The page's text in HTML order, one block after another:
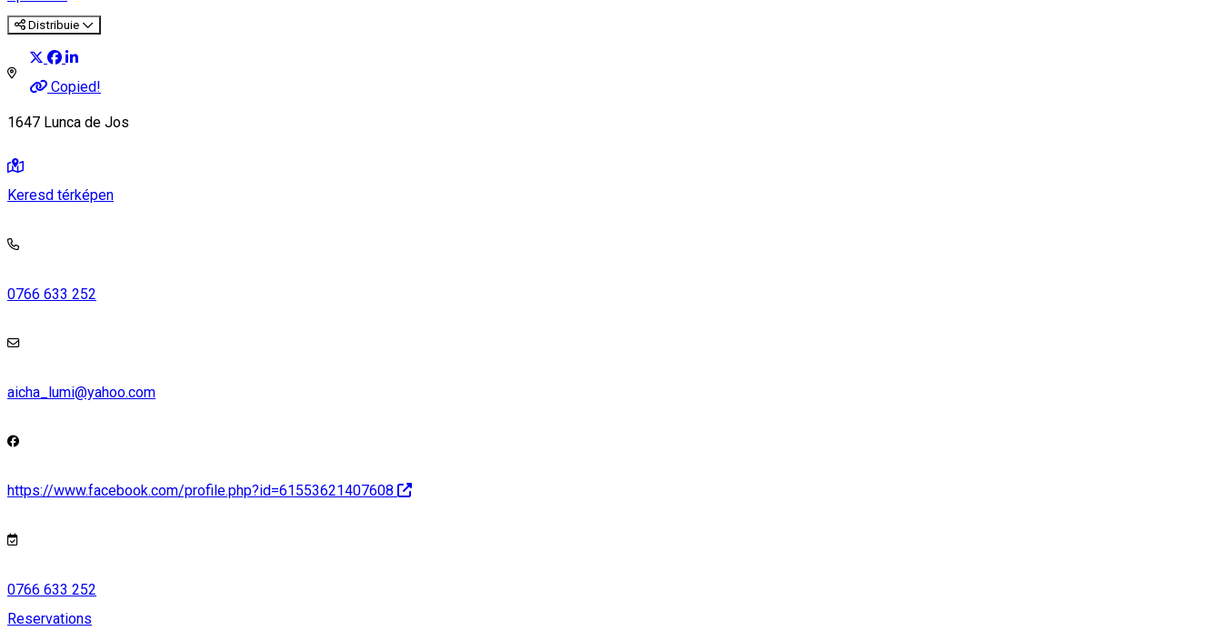
Distribuie
Copied!
1647 Lunca de Jos
Keresd térképen
0766 633 252
aicha_lumi@yahoo.com
https://www.facebook.com/profile.php?id=61553621407608
0766 633 252
Reservations